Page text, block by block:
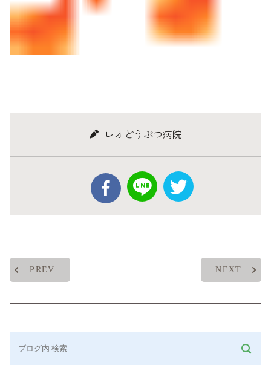
レオどうぶつ病院
PREV NEXT